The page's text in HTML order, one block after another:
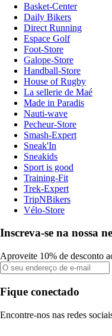
Basket-Center
Daily Bikers
Direct Running
Espace Golf
Foot-Store
Galope-Store
Handball-Store
House of Rugby
La sellerie de Maé
Made in Paradis
Nauti-wave
Pecheur-Store
Smash-Expert
Sneak'In
Sneakids
Sport is good
Training-Fit
Trek-Expert
TripNBikers
Vélo-Store
Inscreva-se na nossa
Aproveite 10% de desconto
Fique conectado
Encontre-nos nas redes